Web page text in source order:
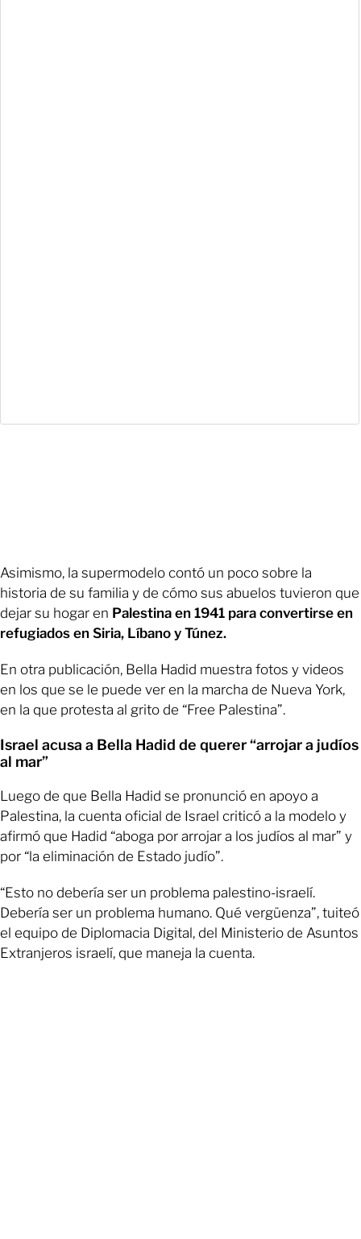
Asimismo, la supermodelo contó un poco sobre la
historia de su familia y de cómo sus abuelos tuvieron que
dejar su hogar en Palestina en 1941 para convertirse en
refugiados en Siria, Líbano y Túnez.
En otra publicación, Bella Hadid muestra fotos y videos
en los que se le puede ver en la marcha de Nueva York,
en la que protesta al grito de “Free Palestina”.
Israel acusa a Bella Hadid de querer “arrojar a judíos
al mar”
Luego de que Bella Hadid se pronunció en apoyo a
Palestina, la cuenta oficial de Israel criticó a la modelo y
afirmó que Hadid “aboga por arrojar a los judíos al mar” y
por “la eliminación de Estado judío”.
“Esto no debería ser un problema palestino-israelí.
Debería ser un problema humano. Qué vergüenza”, tuiteó
el equipo de Diplomacia Digital, del Ministerio de Asuntos
Extranjeros israelí, que maneja la cuenta.